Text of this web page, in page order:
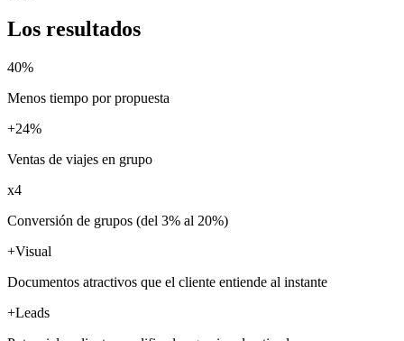
Los resultados
40%
Menos tiempo por propuesta
+24%
Ventas de viajes en grupo
x4
Conversión de grupos (del 3% al 20%)
+Visual
Documentos atractivos que el cliente entiende al instante
+Leads